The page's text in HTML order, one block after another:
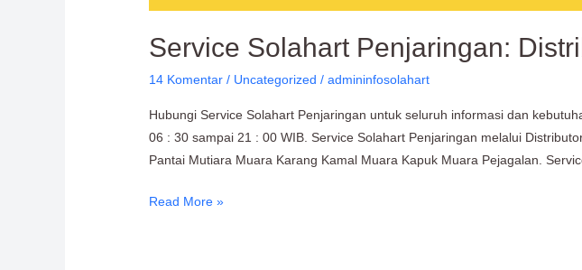
Service Solahart Penjaringan:
14 Komentar / Uncategorized /admininfosolahart
Hubungi Service Solahart Penjaringan untuk seluruh informasi dan
06 : 30 sampai 21 : 00 WIB. Service Solahart Penjaringan melalui
Pantai Mutiara Muara Karang Kamal Muara Kapuk Muara Pejagalan.
Read More »